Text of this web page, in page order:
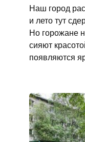
Наш город
и лето тут
Но горожане
сияют
появляются